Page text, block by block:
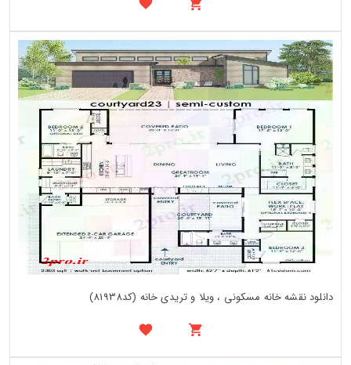
دانلود نقشه خانه مسکونی ، ویلا و تریدی خانه (کد81938)